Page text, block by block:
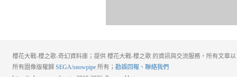
櫻花大戰-櫻之歌-奇幻資料庫；提供 櫻花大戰-櫻之歌 的資訊與交流服務，所有文章
所有圖像版權歸 SEGA/snowpipe 所有； 勘誤回報、聯絡我們